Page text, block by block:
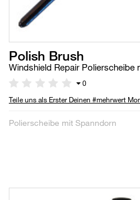
Polish Brush
Windshield Repair Polierscheibe
0
Teile uns als Erster Deinen #mehrwert
Polierscheibe mit Spanndorn